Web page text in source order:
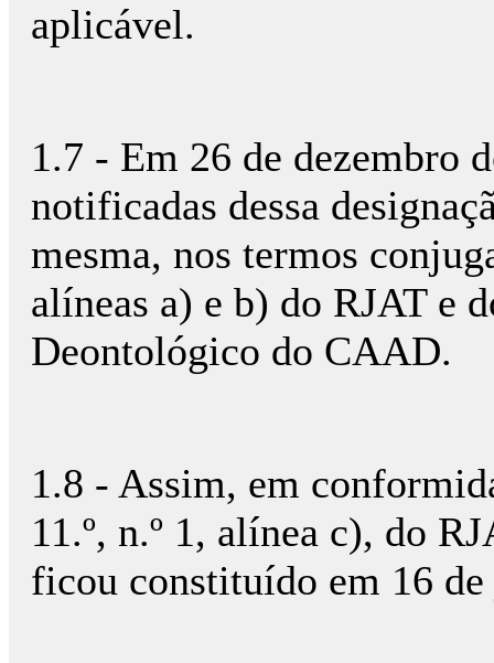
aplicável.
1.7 - Em 26 de dezembro
notificadas dessa
mesma, nos termos
alíneas a) e b) do RJAT e
Deontológico do CAAD.
1.8 - Assim, em
11.º, n.º 1, alínea c), do
ficou constituído em 16